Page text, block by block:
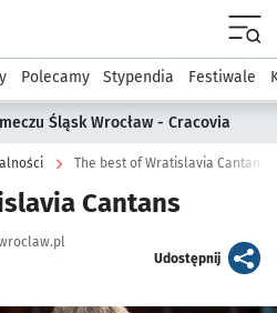
podserwis: Kultura
Polecamy Stypendia Festiwale
Śląsk Wrocław - Cracovia
The best of Wratislavia Cantans
Cantans
Udostępnijartykuł